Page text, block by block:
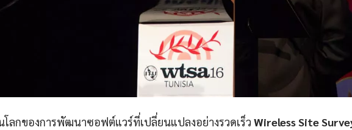
โลกของการพัฒนาซอฟต์แวร์ที่เปลี่ยนแปลงอย่างรวดเร็ว Wireless Site